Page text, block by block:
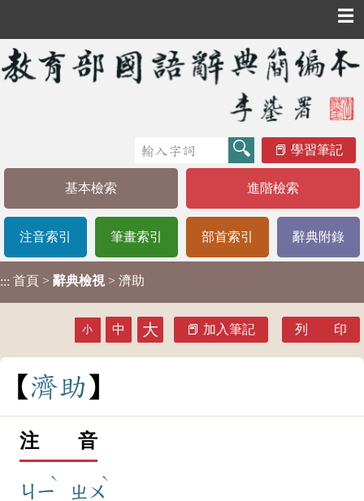
☰
學習筆記
基本檢索 進階檢索
注音索引 筆畫索引 部首索引 辭典附錄
::: 首頁 > 辭典檢視 > 濟助
小 中 大 加入筆記 列 印
濟助
注 音
ㄐㄧ
ˋ
ㄓㄨ
ˋ